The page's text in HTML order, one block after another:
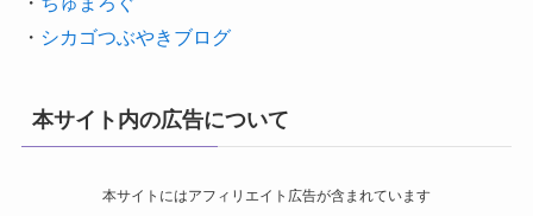
・ シカゴつぶやきブログ
本サイト内の広告について
本サイトにはアフィリエイト広告が含まれています